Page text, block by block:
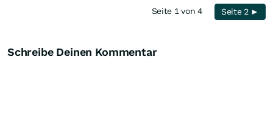
Seite 1 von 4 Seite 2 ►
Schreibe Deinen Kommentar